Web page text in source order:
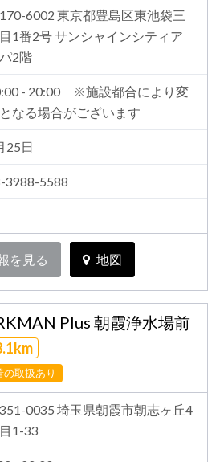
6002 東京都豊島区東池袋三
1番2号 サンシャインシティア
2階
- 20:00 ※施設都合により変
なる場合がございます
25日
3988-5588
を見る 地図
Plus 朝霞浄水場前
の取扱あり
0035 埼玉県朝霞市朝志ヶ丘4
1-33